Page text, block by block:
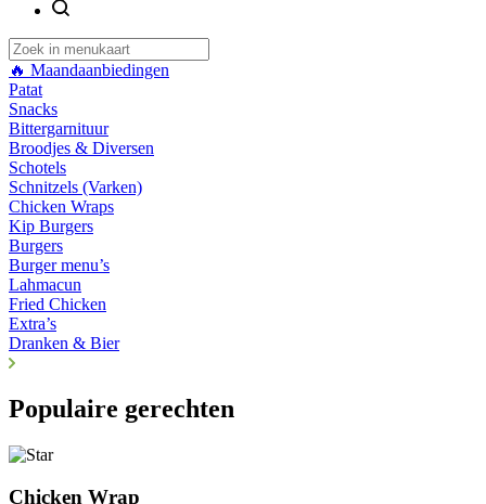
🔥 Maandaanbiedingen
Patat
Snacks
Bittergarnituur
Broodjes & Diversen
Schotels
Schnitzels (Varken)
Chicken Wraps
Kip Burgers
Burgers
Burger menu’s
Lahmacun
Fried Chicken
Extra’s
Dranken & Bier
Populaire gerechten
Chicken Wrap